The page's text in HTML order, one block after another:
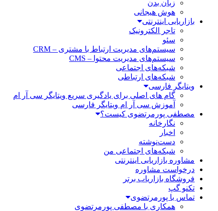
زبان بدن
هوش هیجانی
بازاریابی اینترنتی
تاجر الکترونیک
سئو
سیستم‌های مدیریت ارتباط با مشتری – CRM
سیستم‌های مدیریت محتوا – CMS
شبکه‌های اجتماعی
شبکه‌های ارتباطی
ویتایگر فارسی
گام های اصلی برای یادگیری سریع ویتایگر سی آر ام
آموزش سی آر ام ویتایگر فارسی
مصطفی پورمرتضوی کیست؟
نگارخانه
اخبار
دست‌نوشته
شبکه‌های اجتماعی من
مشاوره بازاریابی اینترنتی
درخواست مشاوره
فروشگاه بازاریاب برتر
تکنو گپ
تماس با پورمرتضوی
همکاری با مصطفی پورمرتضوی